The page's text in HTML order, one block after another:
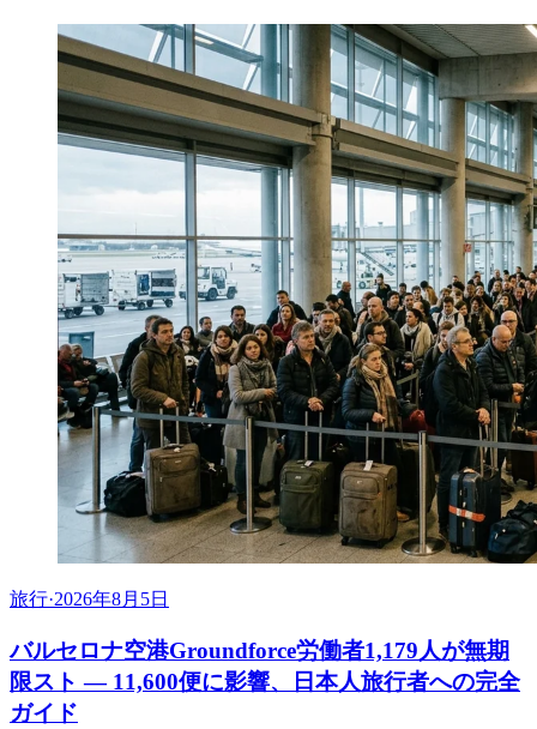
旅行·2026年8月5日
バルセロナ空港Groundforce労働者1,179人が無期
限スト ― 11,600便に影響、日本人旅行者への完全
ガイド